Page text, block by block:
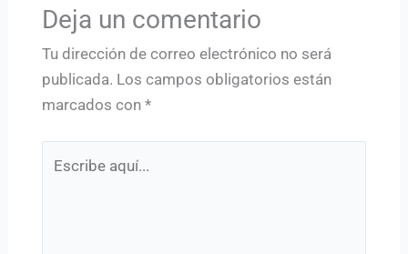
Deja un comentario
Tu dirección de correo electrónico no será
publicada. Los campos obligatorios están
marcados con *